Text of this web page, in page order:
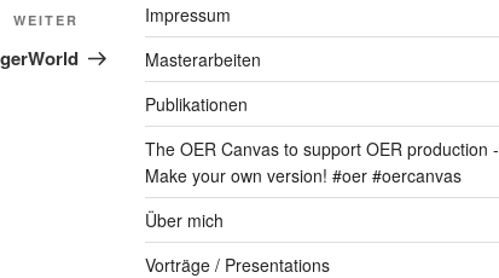
Nächster
Beitrag
WEITER
Impressum
Masterarbeiten
Publikationen
The OER Canvas to support OER production -
Make your own version! #oer #oercanvas
Über mich
Vorträge / Presentations